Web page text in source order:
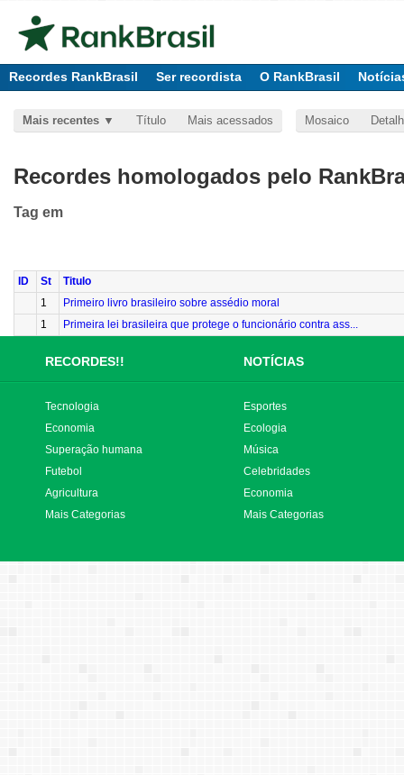
Recordes RankBrasil Ser recordista O RankBrasil
Mais recentes Título Mais acessados Mosaico
Recordes homologados pelo
Tag em
ID St
Titulo
1
Primeiro livro brasileiro sobre assédio moral
1
Primeira lei brasileira que protege o funcionário contra ass...
RECORDES!! NOTÍCIAS
Tecnologia
Economia
Superação humana
Futebol
Agricultura
Mais Categorias
Esportes
Ecologia
Música
Celebridades
Economia
Mais Categorias